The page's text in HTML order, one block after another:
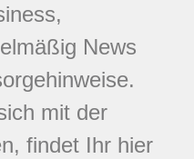
News
mit der
findet Ihr hier